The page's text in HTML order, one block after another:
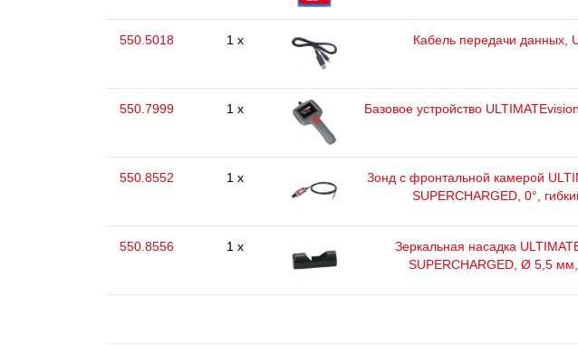
550.5018 1 x Кабель передачи данных,
550.7999 1 x Базовое устройство
550.8552 1 x
Зонд с фронтальной камерой
SUPERCHARGED, 0°,
550.8556 1 x
Зеркальная насадка
SUPERCHARGED, Ø 5,5